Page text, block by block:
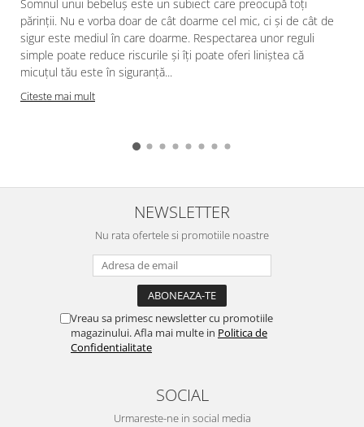
Somnul unui bebeluș este un subiect care preocupă toți
părinții. Nu e vorba doar de cât doarme cel mic, ci și de cât de
sigur este mediul în care doarme. Respectarea unor reguli
simple poate reduce riscurile și îți poate oferi liniștea că
micuțul tău este în siguranță...
Citeste mai mult
NEWSLETTER
Nu rata ofertele si promotiile noastre
Vreau sa primesc newsletter cu promotiile
magazinului. Afla mai multe in Politica de
Confidentialitate
SOCIAL
Urmareste-ne in social media